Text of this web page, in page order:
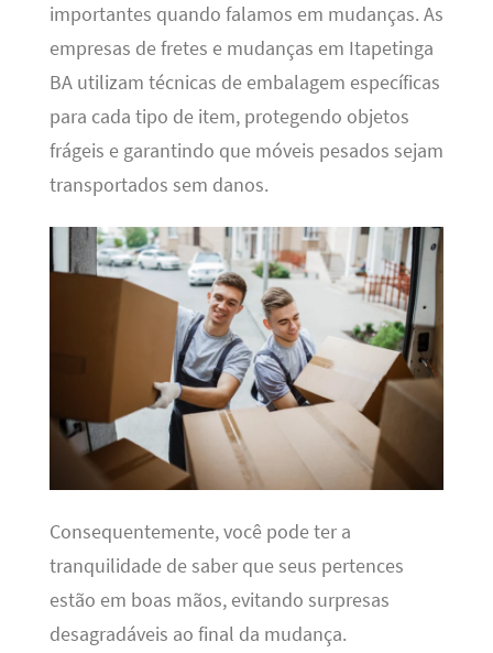
importantes quando falamos em mudanças. As
empresas de fretes e mudanças em Itapetinga
BA utilizam técnicas de embalagem específicas
para cada tipo de item, protegendo objetos
frágeis e garantindo que móveis pesados sejam
transportados sem danos.
Consequentemente, você pode ter a
tranquilidade de saber que seus pertences
estão em boas mãos, evitando surpresas
desagradáveis ao final da mudança.